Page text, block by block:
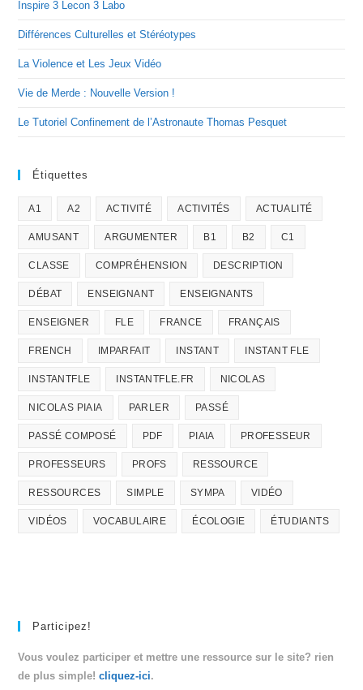
Inspire 3 Lecon 3 Labo
Différences Culturelles et Stéréotypes
La Violence et Les Jeux Vidéo
Vie de Merde : Nouvelle Version !
Le Tutoriel Confinement de l’Astronaute Thomas Pesquet
Étiquettes
A1 A2 ACTIVITÉ ACTIVITÉS ACTUALITÉ
AMUSANT ARGUMENTER B1 B2 C1
CLASSE COMPRÉHENSION DESCRIPTION
DÉBAT ENSEIGNANT ENSEIGNANTS
ENSEIGNER FLE FRANCE FRANÇAIS
FRENCH IMPARFAIT INSTANT INSTANT FLE
INSTANTFLE INSTANTFLE.FR NICOLAS
NICOLAS PIAIA PARLER PASSÉ
PASSÉ COMPOSÉ PDF PIAIA PROFESSEUR
PROFESSEURS PROFS RESSOURCE
RESSOURCES SIMPLE SYMPA VIDÉO
VIDÉOS VOCABULAIRE ÉCOLOGIE ÉTUDIANTS
Participez!
Vous voulez participer et mettre une ressource sur le site? rien
de plus simple!cliquez-ici.